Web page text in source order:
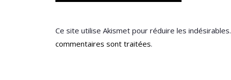
Ce site utilise Akismet pour réduire les indésirables.
commentaires sont traitées.